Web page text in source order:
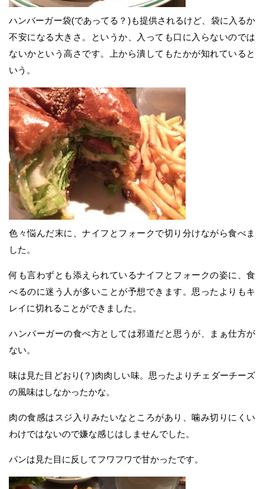
ハンバーガー袋(であってる？)も提供されるけど、袋に入るか
不安になる大きさ。というか、入っても口に入らないのでは
ないかという高さです。上から潰してもたかが知れていると
いう。
色々悩んだ末に、ナイフとフォークで切り分けながら食べま
した。
何も言わずとも添えられているナイフとフォークの姿に、食
べるのに迷う人が多いことが予想できます。思ったよりもキ
レイに切れることができました。
ハンバーガーの食べ方としては邪道だと思うが、まぁ仕方が
ない。
味は見た目どおり(？)肉肉しい味。思ったよりチェダーチーズ
の風味はしなかったかな。
肉の食感はスジ入りみたいなところがあり、噛み切りにくい
わけではないので嫌な感じはしませんでした。
パンは見た目に反してフワフワで甘かったです。